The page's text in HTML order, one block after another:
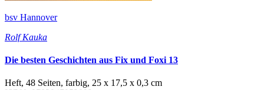
bsv Hannover
Rolf Kauka
Die besten Geschichten aus Fix und Foxi 13
Heft, 48 Seiten, farbig, 25 x 17,5 x 0,3 cm